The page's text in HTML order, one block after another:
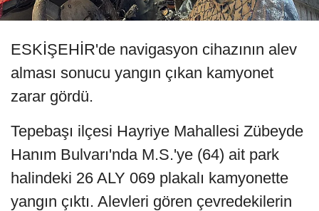
ESKİŞEHİR'de navigasyon cihazının alev
alması sonucu yangın çıkan kamyonet
zarar gördü.
Tepebaşı ilçesi Hayriye Mahallesi Zübeyde
Hanım Bulvarı'nda M.S.'ye (64) ait park
halindeki 26 ALY 069 plakalı kamyonette
yangın çıktı. Alevleri gören çevredekilerin